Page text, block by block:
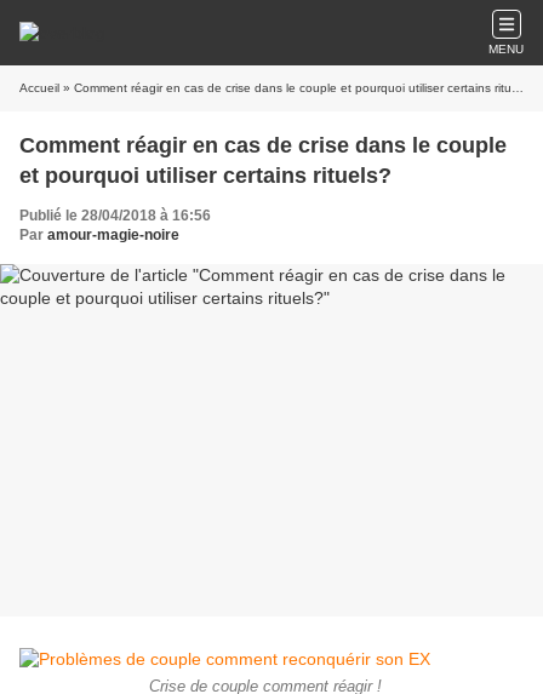
MENU
Accueil » Comment réagir en cas de crise dans le couple et pourquoi utiliser certains rituels?
Comment réagir en cas de crise dans le couple
et pourquoi utiliser certains rituels?
Publié le 28/04/2018 à 16:56
Par amour-magie-noire
Crise de couple comment réagir !